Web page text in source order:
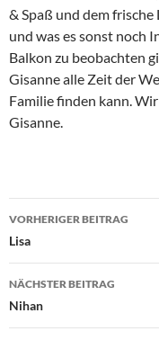
& Spaß und dem
und was es sonst noch
Balkon zu beobachten
Gisanne alle Zeit der
Familie finden kann.
Gisanne.
VORHERIGER BEITRAG
Lisa
NÄCHSTER BEITRAG
Nihan